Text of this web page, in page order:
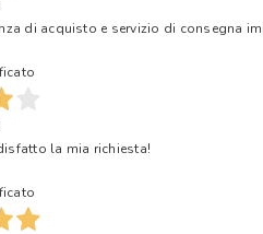
di acquisto e servizio di consegna
la mia richiesta!